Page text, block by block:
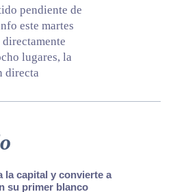
pendiente de
este martes
directamente
lugares, la
directa
la capital y convierte a
su primer blanco